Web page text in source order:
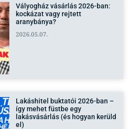
Vályogház vásárlás 2026-ban:
kockázat vagy rejtett
aranybánya?
2026.05.07.
Lakáshitel buktatói 2026-ban –
így mehet füstbe egy
lakásvásárlás (és hogyan kerüld
el)